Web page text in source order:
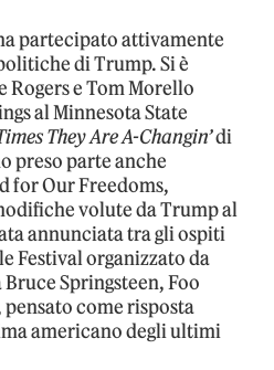
partecipato attivamente
di Trump. Si è
Rogers e Tom Morello
al Minnesota State
They Are A-Changin’di
preso parte anche
for Our Freedoms,
volute da Trump al
annunciata tra gli ospiti
Festival organizzato da
Springsteen, Foo
come risposta
americano degli ultimi